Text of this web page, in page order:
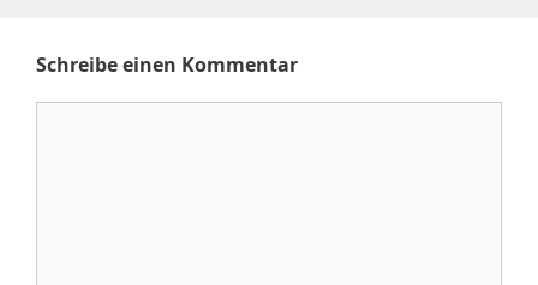
Schreibe einen Kommentar